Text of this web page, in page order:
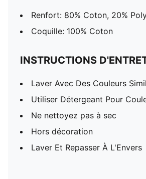
Renfort: 80% Coton, 20%
Coquille: 100% Coton
INSTRUCTIONS
Laver Avec Des Couleurs
Utiliser Détergeant Pour
Ne nettoyez pas à sec
Hors décoration
Laver Et Repasser À L'Envers